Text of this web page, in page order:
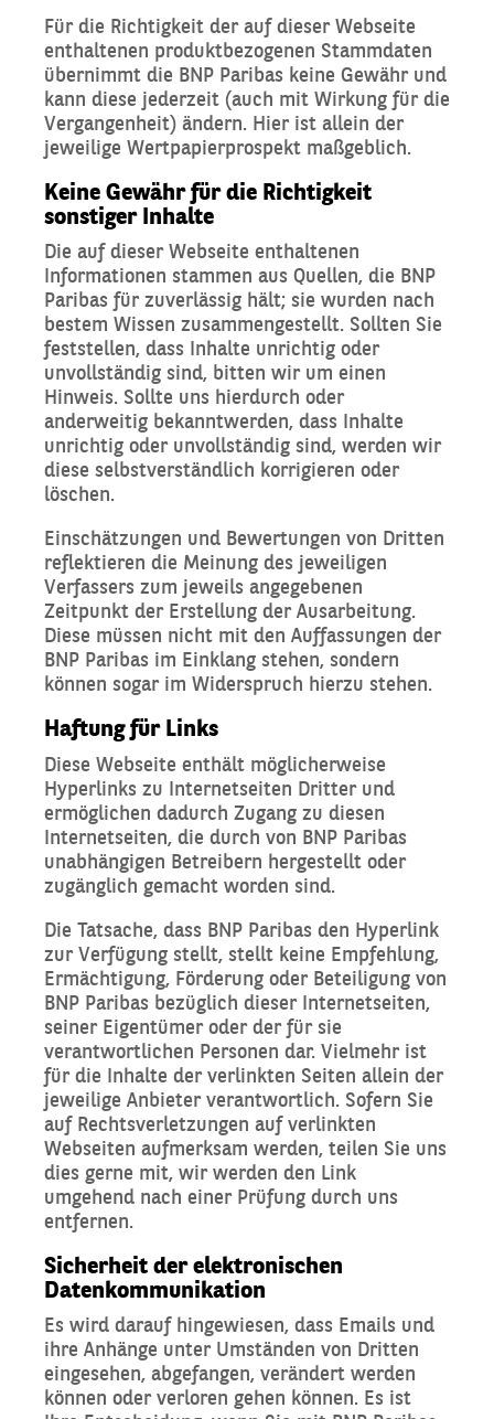
Für die Richtigkeit der auf dieser Webseite
enthaltenen produktbezogenen Stammdaten
übernimmt die BNP Paribas keine Gewähr und
kann diese jederzeit (auch mit Wirkung für die
Vergangenheit) ändern. Hier ist allein der
jeweilige Wertpapierprospekt maßgeblich.
Keine Gewähr für die Richtigkeit
sonstiger Inhalte
Die auf dieser Webseite enthaltenen
Informationen stammen aus Quellen, die BNP
Paribas für zuverlässig hält; sie wurden nach
bestem Wissen zusammengestellt. Sollten Sie
feststellen, dass Inhalte unrichtig oder
unvollständig sind, bitten wir um einen
Hinweis. Sollte uns hierdurch oder
anderweitig bekanntwerden, dass Inhalte
unrichtig oder unvollständig sind, werden wir
diese selbstverständlich korrigieren oder
löschen.
Einschätzungen und Bewertungen von Dritten
reflektieren die Meinung des jeweiligen
Verfassers zum jeweils angegebenen
Zeitpunkt der Erstellung der Ausarbeitung.
Diese müssen nicht mit den Auffassungen der
BNP Paribas im Einklang stehen, sondern
können sogar im Widerspruch hierzu stehen.
Haftung für Links
Diese Webseite enthält möglicherweise
Hyperlinks zu Internetseiten Dritter und
ermöglichen dadurch Zugang zu diesen
Internetseiten, die durch von BNP Paribas
unabhängigen Betreibern hergestellt oder
zugänglich gemacht worden sind.
Die Tatsache, dass BNP Paribas den Hyperlink
zur Verfügung stellt, stellt keine Empfehlung,
Ermächtigung, Förderung oder Beteiligung von
BNP Paribas bezüglich dieser Internetseiten,
seiner Eigentümer oder der für sie
verantwortlichen Personen dar. Vielmehr ist
für die Inhalte der verlinkten Seiten allein der
jeweilige Anbieter verantwortlich. Sofern Sie
auf Rechtsverletzungen auf verlinkten
Webseiten aufmerksam werden, teilen Sie uns
dies gerne mit, wir werden den Link
umgehend nach einer Prüfung durch uns
entfernen.
Sicherheit der elektronischen
Datenkommunikation
Es wird darauf hingewiesen, dass Emails und
ihre Anhänge unter Umständen von Dritten
eingesehen, abgefangen, verändert werden
können oder verloren gehen können. Es ist